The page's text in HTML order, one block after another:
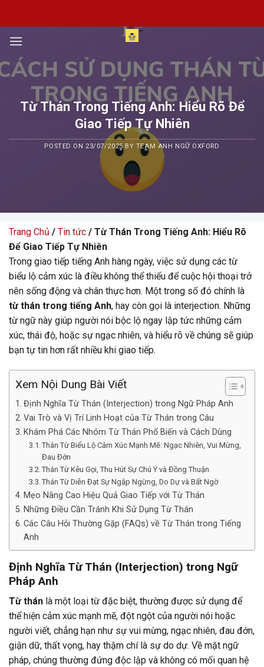
content
Từ Thán Trong Tiếng Anh: Hiểu Rõ Để
Giao Tiếp Tự Nhiên
POSTED ON 23/07/2025BY TEAM ANH NGỮ OXFORD
Trang Chủ / Tin tức / Từ Thán Trong Tiếng Anh: Hiểu Rõ
Để Giao Tiếp Tự Nhiên
Trong giao tiếp tiếng Anh hàng ngày, việc sử dụng các từ
biểu lộ cảm xúc là điều không thể thiếu để cuộc hội thoại trở
nên sống động và chân thực hơn. Một trong số đó chính là
từ thán trong tiếng Anh, hay còn gọi là interjection. Những
từ ngữ này giúp người nói bộc lộ ngay lập tức những cảm
xúc, thái độ, hoặc sự ngạc nhiên, và hiểu rõ về chúng sẽ giúp
bạn tự tin hơn rất nhiều khi giao tiếp.
Xem Nội Dung Bài Viết
Định Nghĩa Từ Thán (Interjection) trong Ngữ Pháp Anh
Vai Trò và Vị Trí Linh Hoạt của Từ Thán trong Câu
Khám Phá Các Nhóm Từ Thán Phổ Biến và Cách Dùng
Thán Từ Biểu Lộ Cảm Xúc Mạnh Mẽ: Ngạc Nhiên, Vui Mừng,
Đau Đớn
Thán Từ Kêu Gọi, Thu Hút Sự Chú Ý và Đồng Thuận
Thán Từ Diễn Đạt Sự Ngập Ngừng, Do Dự và Bất Ngờ
Mẹo Nâng Cao Hiệu Quả Giao Tiếp với Từ Thán
Những Điều Cần Tránh Khi Sử Dụng Từ Thán
Các Câu Hỏi Thường Gặp (FAQs) về Từ Thán trong Tiếng
Anh
Định Nghĩa Từ Thán (Interjection) trong Ngữ
Pháp Anh
Từ thán là một loại từ đặc biệt, thường được sử dụng để
thể hiện cảm xúc mạnh mẽ, đột ngột của người nói hoặc
người viết, chẳng hạn như sự vui mừng, ngạc nhiên, đau đớn,
giận dữ, thất vọng, hay thậm chí là sự do dự. Về mặt ngữ
pháp, chúng thường đứng độc lập và không có mối quan hệ